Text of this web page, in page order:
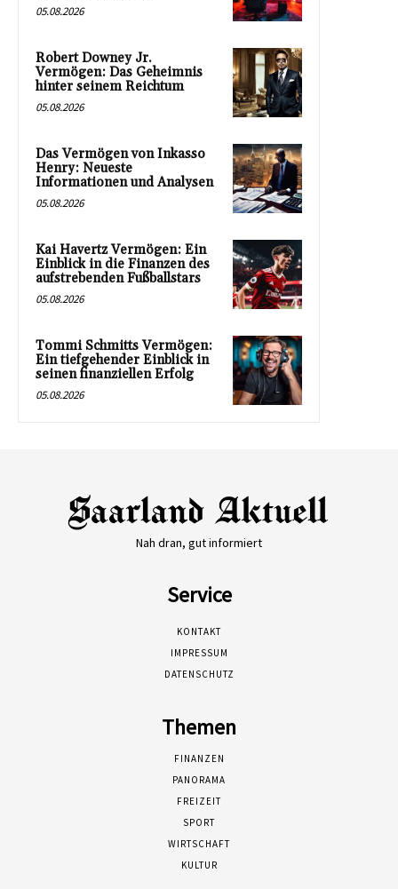
05.08.2026
Robert Downey Jr.
Vermögen: Das Geheimnis
hinter seinem Reichtum
05.08.2026
Das Vermögen von Inkasso
Henry: Neueste
Informationen und Analysen
05.08.2026
Kai Havertz Vermögen: Ein
Einblick in die Finanzen des
aufstrebenden Fußballstars
05.08.2026
Tommi Schmitts Vermögen:
Ein tiefgehender Einblick in
seinen finanziellen Erfolg
05.08.2026
Nah dran, gut informiert
Service
KONTAKT
IMPRESSUM
DATENSCHUTZ
Themen
FINANZEN
PANORAMA
FREIZEIT
SPORT
WIRTSCHAFT
KULTUR